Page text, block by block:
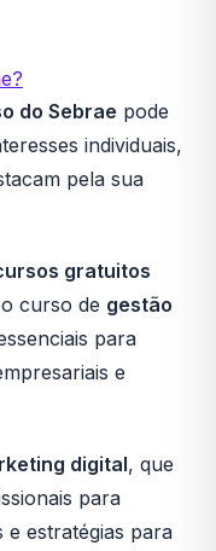
do Sebrae pode
individuais,
pela sua
gratuitos
curso de gestão
para
e
digital, que
para
e estratégias para